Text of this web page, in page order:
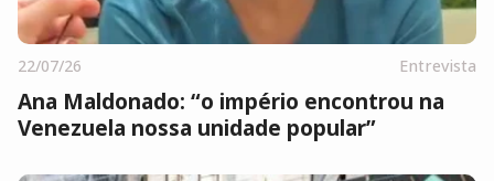
22/07/26 Entrevista
Ana Maldonado: “o império encontrou na
Venezuela nossa unidade popular”